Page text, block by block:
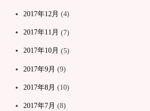
2017年12月 (4)
2017年11月 (7)
2017年10月 (5)
2017年9月 (9)
2017年8月 (10)
2017年7月 (8)